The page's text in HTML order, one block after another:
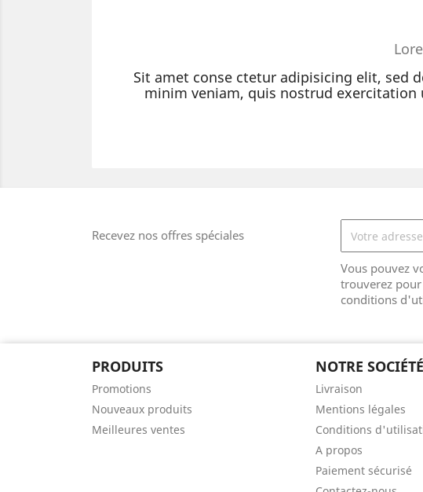
Sit amet conse ctetur adipisicing elit, sed
minim veniam, quis nostrud
Recevez nos offres spéciales
Vous pouvez
trouverez
conditions
PRODUITS
Promotions
Nouveaux produits
Meilleures ventes
NOTRE SOCIÉTÉ
Livraison
Mentions légales
Conditions
A propos
Paiement sécurisé